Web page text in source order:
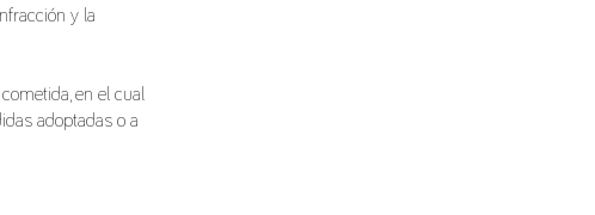
y la
en el cual
adoptadas o a